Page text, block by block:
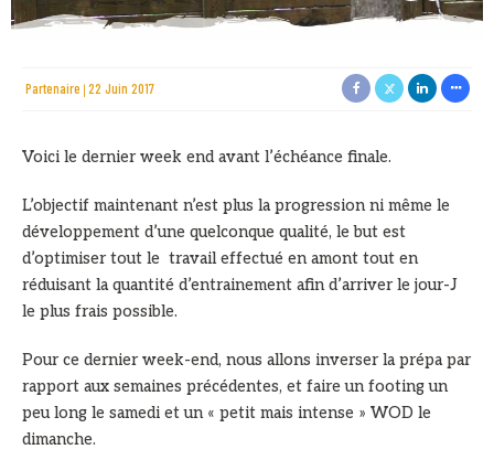
Partenaire 22 Juin 2017
Voici le dernier week end avant l’échéance finale.
L’objectif maintenant n’est plus la progression ni même le
développement d’une quelconque qualité, le but est
d’optimiser tout le travail effectué en amont tout en
réduisant la quantité d’entrainement afin d’arriver le jour-J
le plus frais possible.
Pour ce dernier week-end, nous allons inverser la prépa par
rapport aux semaines précédentes, et faire un footing un
peu long le samedi et un « petit mais intense » WOD le
dimanche.